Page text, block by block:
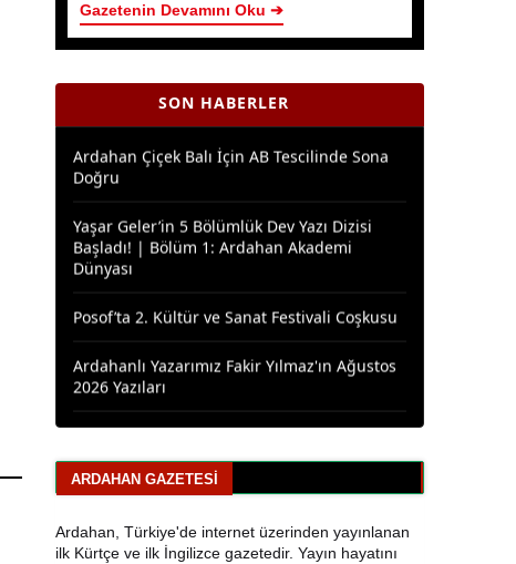
Gazetenin Devamını Oku ➔
SON HABERLER
Yaşar Geler’in 5 Bölümlük Dev Yazı Dizisi
Başladı! | Bölüm 2 - Ardahan Kültür ve
Turizm
Ardahan Çiçek Balı İçin AB Tescilinde Sona
Doğru
Yaşar Geler’in 5 Bölümlük Dev Yazı Dizisi
Dünyası
Posof’ta 2. Kültür ve Sanat Festivali Coşkusu
Ardahanlı Yazarımız Fakir Yılmaz'ın Ağustos
Araştırmacı Yazar, Bora İzkübarlas İnsana
Ardahan’da Spor Rüzgârı Esiyor
Ardahan Emniyet Müdürlüğü’nden Yeni Harf
Grubu Plaka Duyurusu
ARDAHAN GAZETESI
Ardahan, Türkiye'de internet üzerinden yayınlanan
ilk Kürtçe ve ilk İngilizce gazetedir. Yayın hayatını